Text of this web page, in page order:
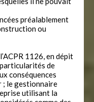
préalablement
ou
1126, en dépit
particularités de
conséquences
; le gestionnaire
utilisant la